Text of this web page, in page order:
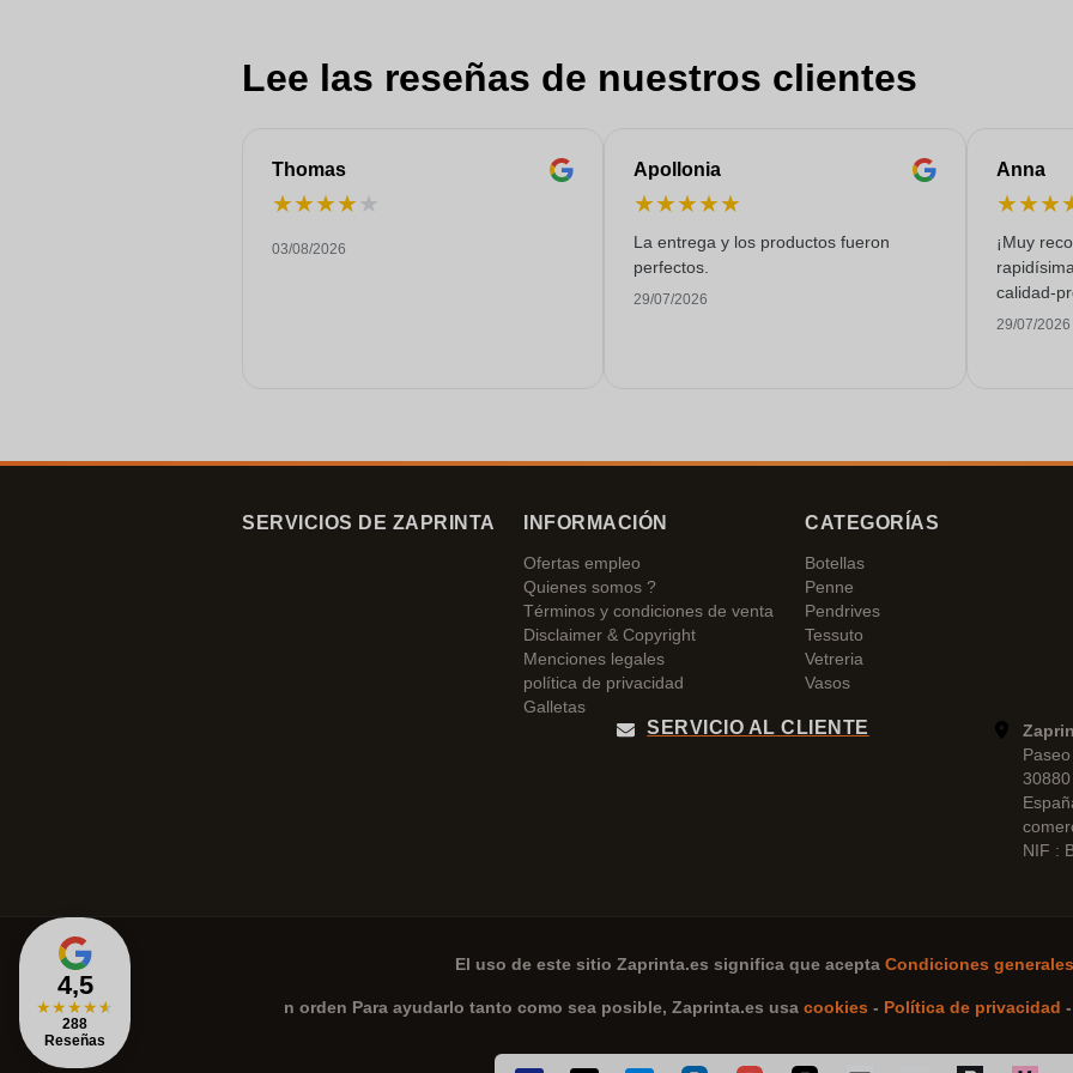
Lee las reseñas de nuestros clientes
Thomas
★★★★★
03/08/2026
Apollonia
★★★★★
La entrega y los productos fueron
perfectos.
29/07/2026
Anna
★★★
¡Muy
calidad-
29/07/2026
4,5
★★★★★
288
Reseñas
SERVICIOS DE ZAPRINTA INFORMACIÓN
Ofertas empleo
Quienes somos ?
Términos y condiciones de venta
Disclaimer & Copyright
Menciones legales
política de privacidad
Galletas
CATEGORÍAS
Botellas
Penne
Pendrives
Tessuto
Vetreria
Vasos
SERVICIO AL CLIENTE
NIF :
El uso de este sitio Zaprinta.es significa que acepta Condiciones
n orden Para ayudarlo tanto como sea posible, Zaprinta.es usa cookies - Política de privacidad -